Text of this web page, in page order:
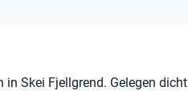
in Skei Fjellgrend. Gelegen dicht